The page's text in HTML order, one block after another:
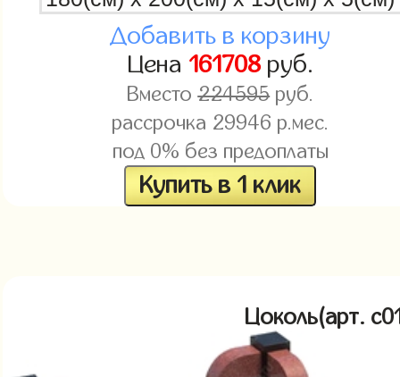
Добавить в корзину
Цена 161708руб.
Вместо224595руб.
рассрочка 29946 р.мес.
под 0% без предоплаты
Купить в 1 клик
Цоколь(арт.